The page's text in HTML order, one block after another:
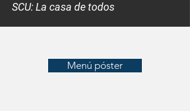
SCU: La casa de todos
Menú póster